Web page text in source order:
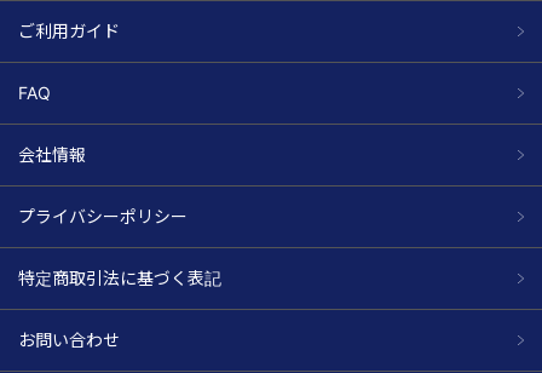
ご利用ガイド
FAQ
会社情報
プライバシーポリシー
特定商取引法に基づく表記
お問い合わせ